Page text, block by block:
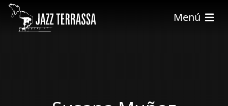
Skip to main content
Menú